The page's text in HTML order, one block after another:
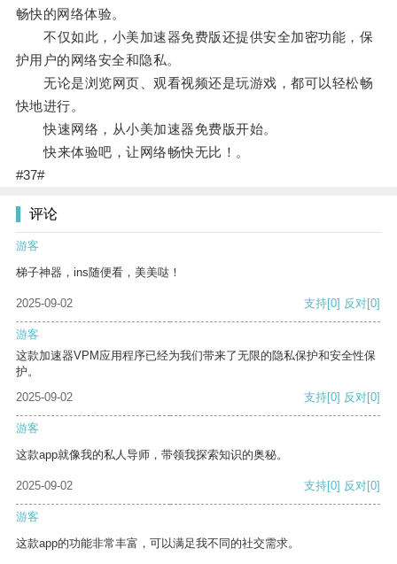
畅快的网络体验。
不仅如此，小美加速器免费版还提供安全加密功能，保
护用户的网络安全和隐私。
无论是浏览网页、观看视频还是玩游戏，都可以轻松畅
快地进行。
快速网络，从小美加速器免费版开始。
快来体验吧，让网络畅快无比！。
#37#
评论
游客
梯子神器，ins随便看，美美哒！
2025-09-02 支持[0] 反对[0]
游客
这款加速器VPM应用程序已经为我们带来了无限的隐私保护和安全性保
护。
2025-09-02
支持[0] 反对[0]
游客
这款app就像我的私人导师，带领我探索知识的奥秘。
2025-09-02 支持[0] 反对[0]
游客
这款app的功能非常丰富，可以满足我不同的社交需求。